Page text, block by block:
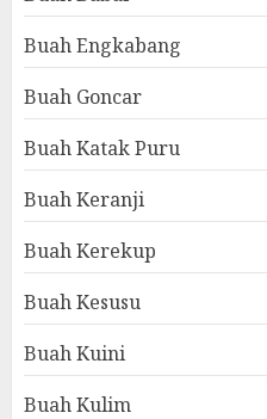
Buah Engkabang
Buah Goncar
Buah Katak Puru
Buah Keranji
Buah Kerekup
Buah Kesusu
Buah Kuini
Buah Kulim